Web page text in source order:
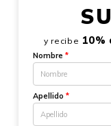
y recibe 10%
Nombre *
Apellido *